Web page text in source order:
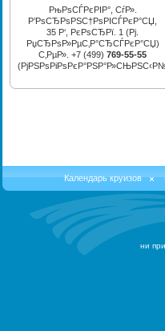
РњРѕСЃРєРІР°, СѓР».
Р’РѕСЂРѕРЅС†РѕРІСЃРєР°СЏ,
35 Р‘, РєРѕСЂРї. 1 (Рј.
РџСЂРѕР»РµС‚Р°СЂСЃРєР°СЏ)
С‚РµР». +7 (499) 769-55-55
Календарь круизов
ни